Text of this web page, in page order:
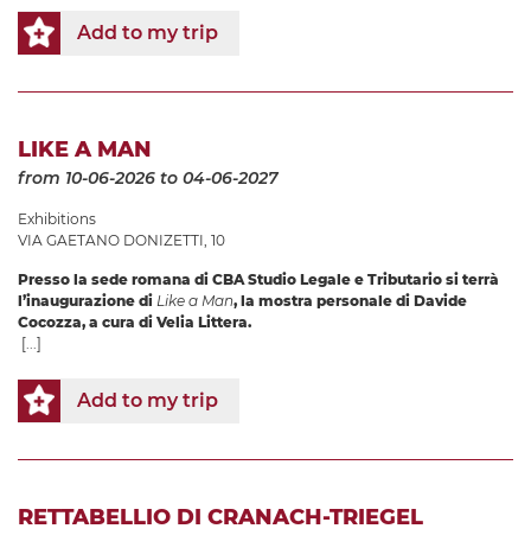
Add to my trip
LIKE A MAN
from 10-06-2026 to 04-06-2027
Exhibitions
VIA GAETANO DONIZETTI, 10
Presso la sede romana di CBA Studio Legale e Tributario si terrà
l’inaugurazione di Like a Man, la mostra personale di Davide
Cocozza, a cura di Velia Littera.
[...]
Add to my trip
RETTABELLIO DI CRANACH-TRIEGEL